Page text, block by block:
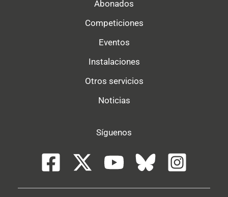
Abonados
Competiciones
Eventos
Instalaciones
Otros servicios
Noticias
Síguenos